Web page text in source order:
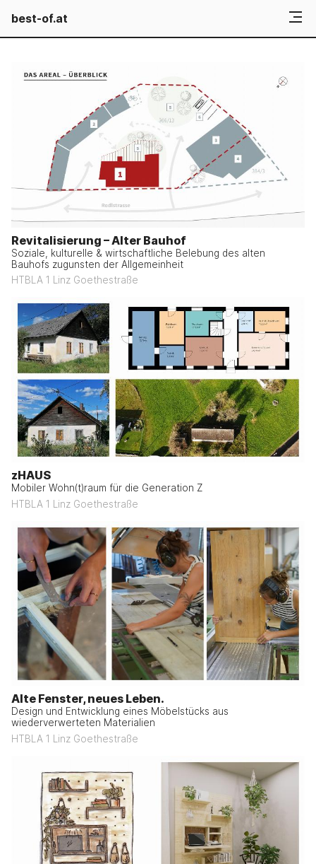
best-of.at
Revitalisierung – Alter Bauhof
Soziale, kulturelle & wirtschaftliche Belebung des alten
Bauhofs zugunsten der Allgemeinheit
HTBLA 1 Linz Goethestraße
zHAUS
Mobiler Wohn(t)raum für die Generation Z
HTBLA 1 Linz Goethestraße
Alte Fenster, neues Leben.
Design und Entwicklung eines Möbelstücks aus
wiederverwerteten Materialien
HTBLA 1 Linz Goethestraße